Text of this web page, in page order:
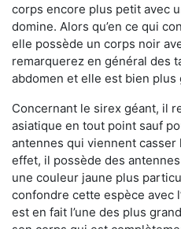
corps encore plus petit avec
domine. Alors qu’en ce qui
elle possède un corps noir
remarquerez en général des
abdomen et elle est bien plus
Concernant le sirex géant, il
asiatique en tout point sauf
antennes qui viennent casser
effet, il possède des
une couleur jaune plus
confondre cette espèce avec
est en fait l’une des plus